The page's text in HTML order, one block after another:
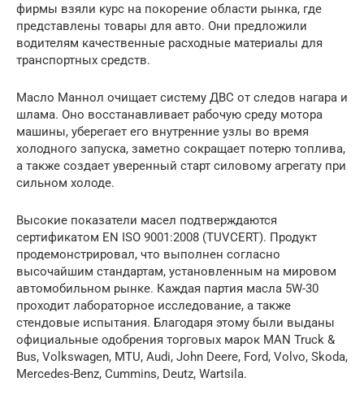
фирмы взяли курс на покорение области рынка, где
представлены товары для авто. Они предложили
водителям качественные расходные материалы для
транспортных средств.
Масло Маннол очищает систему ДВС от следов нагара и
шлама. Оно восстанавливает рабочую среду мотора
машины, уберегает его внутренние узлы во время
холодного запуска, заметно сокращает потерю топлива,
а также создает уверенный старт силовому агрегату при
сильном холоде.
Высокие показатели масел подтверждаются
сертификатом EN ISO 9001:2008 (TUVCERT). Продукт
продемонстрировал, что выполнен согласно
высочайшим стандартам, установленным на мировом
автомобильном рынке. Каждая партия масла 5W-30
проходит лабораторное исследование, а также
стендовые испытания. Благодаря этому были выданы
официальные одобрения торговых марок MAN Truck &
Bus, Volkswagen, MTU, Audi, John Deere, Ford, Volvo, Skoda,
Mercedes-Benz, Cummins, Deutz, Wartsila.